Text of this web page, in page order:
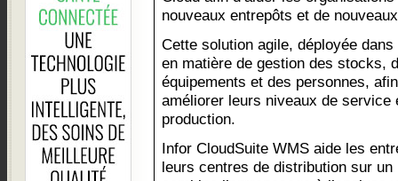
nouveaux entrepôts et de
Cette solution agile, déployée
en matière de gestion des stocks,
équipements et des personnes,
améliorer leurs niveaux de
production.
Infor CloudSuite WMS aide les
leurs centres de distribution sur